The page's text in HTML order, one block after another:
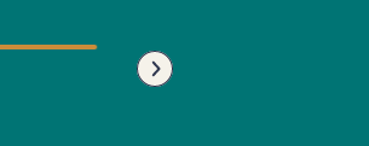
ぴんころ地蔵